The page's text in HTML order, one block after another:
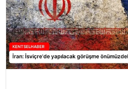
SAĞLIK